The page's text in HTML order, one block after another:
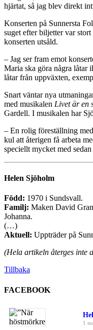
hjärtat, så jag blev direkt
Konserten på Sunnersta
suget efter biljetter var
konserten utsåld.
– Jag ser fram emot
Maria ska göra några låtar
låtar från uppväxten,
Snart väntar nya
med musikalen Livet är en
Gardell. I musikalen har
– En rolig föreställning
kul att återigen få arbeta
speciellt mycket med sedan
Helen Sjöholm
Född: 1970 i Sundsvall.
Familj: Maken David
Johanna.
(…)
Aktuell: Uppträder på
(Hela artikeln återges inte
Tillbaka
FACEBOOK
1